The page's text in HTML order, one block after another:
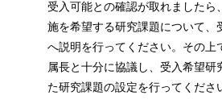
受入可能との確認が取れましたら
施を希望する研究課題について、
へ説明を行ってください。その上
属長と十分に協議し、受入希望研
た研究課題の設定を行ってくださ